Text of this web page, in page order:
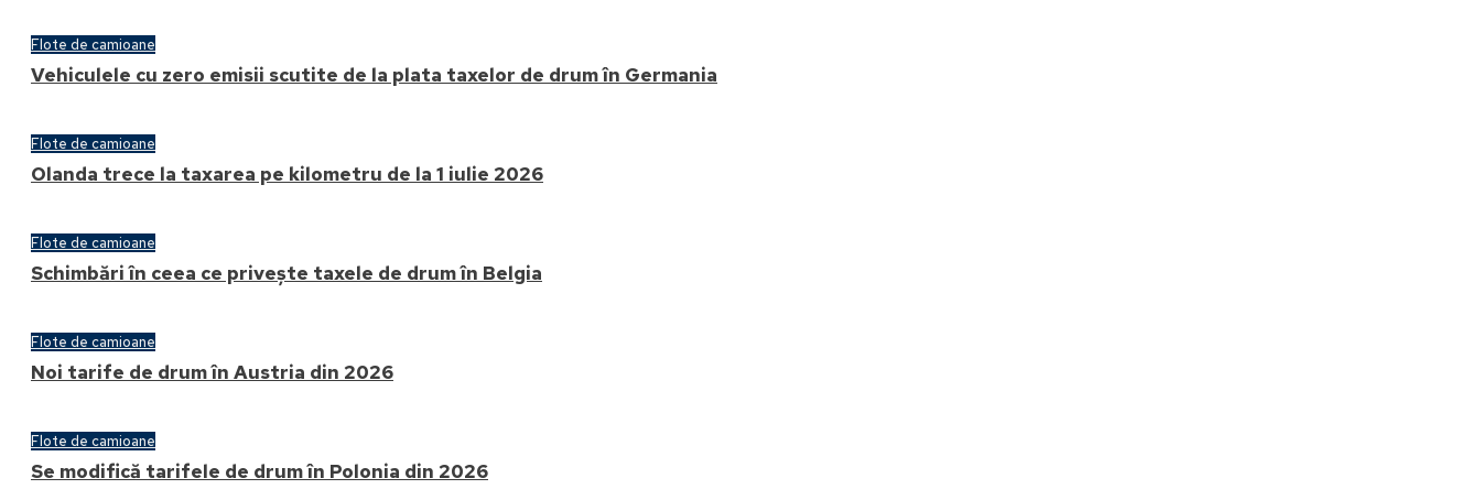
Flote de camioane
Vehiculele cu zero emisii scutite de la plata taxelor de drum în Germania
Flote de camioane
Olanda trece la taxarea pe kilometru de la 1 iulie 2026
Flote de camioane
Schimbări în ceea ce privește taxele de drum în Belgia
Flote de camioane
Noi tarife de drum în Austria din 2026
Flote de camioane
Se modifică tarifele de drum în Polonia din 2026